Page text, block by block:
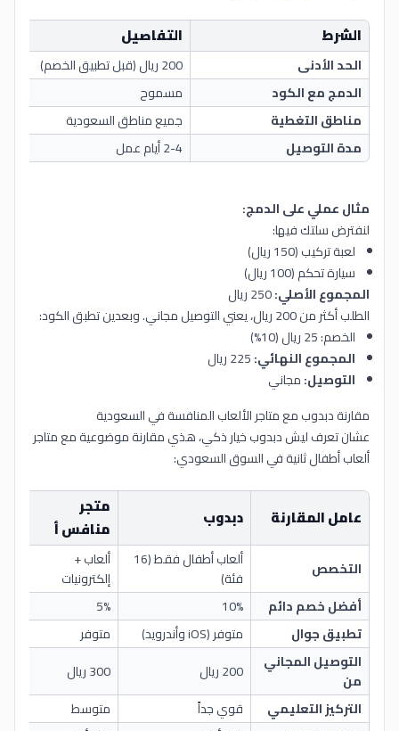
الشرط التفاصيل
الحد الأدنى
200 ريال (قبل تطبيق الخصم)
الدمج مع الكود
مسموح
مناطق التغطية
جميع مناطق السعودية
مدة التوصيل
2-4 أيام عمل
مثال عملي على الدمج:
لنفترض سلتك فيها:
لعبة تركيب (150 ريال)
سيارة تحكم (100 ريال)
المجموع الأصلي:
الطلب أكثر من 200 ريال، يعني التوصيل مجاني. وبعدين تطبق الكود:
الخصم: 25 ريال (10%)
المجموع النهائي:
التوصيل:مجاني
مقارنة دبدوب مع متاجر الألعاب المنافسة في السعودية
عشان تعرف ليش دبدوب خيار ذكي، هذي مقارنة موضوعية مع متاجر
ألعاب أطفال ثانية في السوق السعودي:
عامل المقارنة دبدوب
متجر
منافس أ
التخصص
ألعاب أطفال فقط (16
فئة)
ألعاب +
إلكترونيات
أفضل خصم دائم
10%
5%
تطبيق جوال
متوفر (iOS وأندرويد) متوفر
التوصيل المجاني
من
200 ريال 300 ريال
التركيز التعليمي
قوي جداً متوسط